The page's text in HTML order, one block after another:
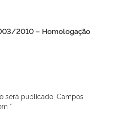
2010 – Homologação
será publicado. Campos
*